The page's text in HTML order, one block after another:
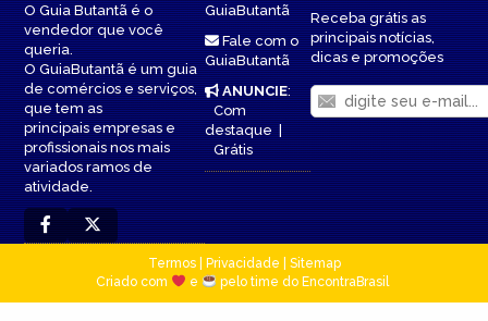
O Guia Butantã é o
vendedor que você
queria.
O GuiaButantã é um guia
de comércios e serviços,
que tem as
principais empresas e
profissionais nos mais
variados ramos de
atividade.
GuiaButantã
Fale com o
GuiaButantã
ANUNCIE:
Com
destaque|
Grátis
Receba grátis as
principais notícias,
dicas e promoções
Termos| Privacidade
Sitemap
Criado com
e pelo time do EncontraBrasil